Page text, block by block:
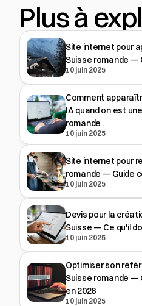
Plus à
Site internet pour
Suisse romande —
10 juin 2025
Comment
IA quand on est
romande
10 juin 2025
Site internet pour
romande — Guide
10 juin 2025
Devis pour la
Suisse — Ce qu'il
10 juin 2025
Optimiser son
Suisse romande —
en 2026
10 juin 2025